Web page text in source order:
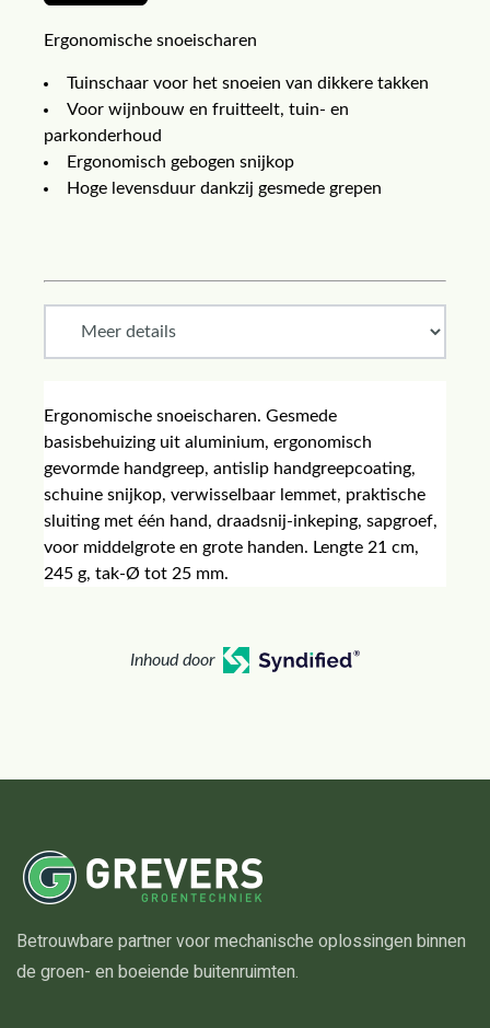
Ergonomische snoeischaren
Tuinschaar voor het snoeien van dikkere takken
Voor wijnbouw en fruitteelt, tuin- en
parkonderhoud
Ergonomisch gebogen snijkop
Hoge levensduur dankzij gesmede grepen
Ergonomische snoeischaren. Gesmede
basisbehuizing uit aluminium, ergonomisch
gevormde handgreep, antislip handgreepcoating,
schuine snijkop, verwisselbaar lemmet, praktische
sluiting met één hand, draadsnij-inkeping, sapgroef,
voor middelgrote en grote handen. Lengte 21 cm,
245 g, tak-Ø tot 25 mm.
Inhoud door
Betrouwbare partner voor mechanische oplossingen binnen
de groen- en boeiende buitenruimten.